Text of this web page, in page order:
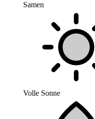
Samen
Volle Sonne